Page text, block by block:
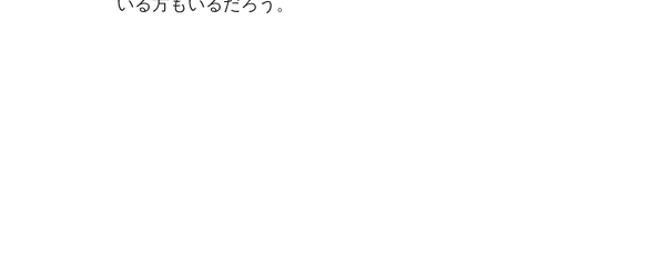
いる方もいるだろう。